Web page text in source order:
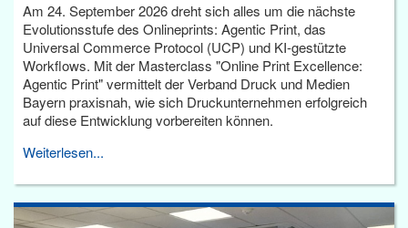
Am 24. September 2026 dreht sich alles um die nächste
Evolutionsstufe des Onlineprints: Agentic Print, das
Universal Commerce Protocol (UCP) und KI-gestützte
Workflows. Mit der Masterclass "Online Print Excellence:
Agentic Print" vermittelt der Verband Druck und Medien
Bayern praxisnah, wie sich Druckunternehmen erfolgreich
auf diese Entwicklung vorbereiten können.
Weiterlesen...